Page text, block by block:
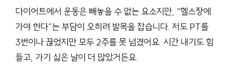
다이어트에서 운동은 빼놓을 수 없는 요소지만, “헬스장에
가야 한다”는 부담이 오히려 발목을 잡습니다. 저도 PT를
3번이나 끊었지만 모두 2주를 못 넘겼어요. 시간 내기도 힘
들고, 가기 싫은 날이 더 많았거든요.